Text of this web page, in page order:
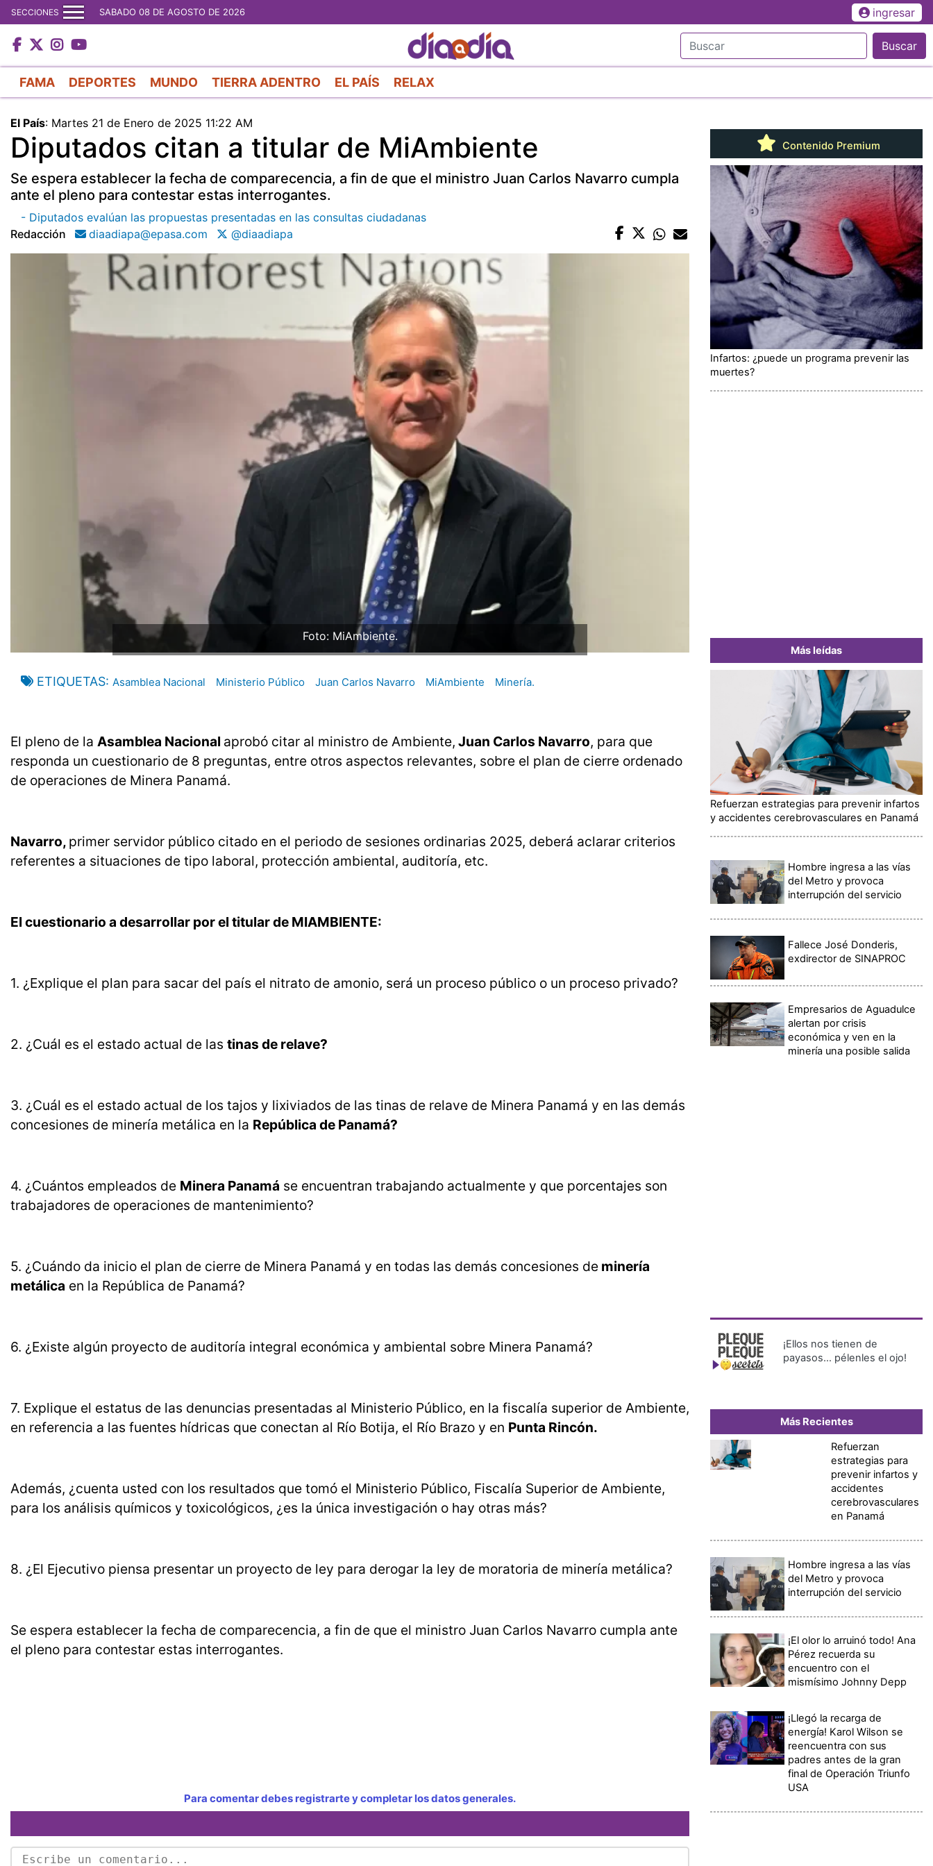
al
contenido
principal
SECCIONES SABADO 08 DE AGOSTO DE 2026 ingresar
Buscar
FAMA DEPORTES MUNDO TIERRA ADENTRO EL PAÍS RELAX
El País: Martes 21 de Enero de 2025 11:22 AM
Diputados citan a titular de MiAmbiente
Se espera establecer la fecha de comparecencia, a fin de que el ministro Juan Carlos Navarro cumpla
ante el pleno para contestar estas interrogantes.
- Diputados evalúan las propuestas presentadas en las consultas ciudadanas
Redacción
diaadiapa@epasa.com @diaadiapa
Foto: MiAmbiente.
ETIQUETAS Asamblea Nacional Ministerio Público Juan Carlos Navarro MiAmbiente Minería.
El pleno de la Asamblea Nacional aprobó citar al ministro de Ambiente, Juan Carlos Navarro, para que
responda un cuestionario de 8 preguntas, entre otros aspectos relevantes, sobre el plan de cierre ordenado
de operaciones de Minera Panamá.
Navarro, primer servidor público citado en el periodo de sesiones ordinarias 2025, deberá aclarar criterios
referentes a situaciones de tipo laboral, protección ambiental, auditoría, etc.
El cuestionario a desarrollar por el titular de MIAMBIENTE:
1. ¿Explique el plan para sacar del país el nitrato de amonio, será un proceso público o un proceso privado?
2. ¿Cuál es el estado actual de las tinas de relave?
3. ¿Cuál es el estado actual de los tajos y lixiviados de las tinas de relave de Minera Panamá y en las demás
concesiones de minería metálica en la República de Panamá?
4. ¿Cuántos empleados de Minera Panamá se encuentran trabajando actualmente y que porcentajes son
trabajadores de operaciones de mantenimiento?
5. ¿Cuándo da inicio el plan de cierre de Minera Panamá y en todas las demás concesiones de minería
metálica en la República de Panamá?
6. ¿Existe algún proyecto de auditoría integral económica y ambiental sobre Minera Panamá?
7. Explique el estatus de las denuncias presentadas al Ministerio Público, en la fiscalía superior de Ambiente,
en referencia a las fuentes hídricas que conectan al Río Botija, el Río Brazo y en Punta Rincón.
Además, ¿cuenta usted con los resultados que tomó el Ministerio Público, Fiscalía Superior de Ambiente,
para los análisis químicos y toxicológicos, ¿es la única investigación o hay otras más?
8. ¿El Ejecutivo piensa presentar un proyecto de ley para derogar la ley de moratoria de minería metálica?
Se espera establecer la fecha de comparecencia, a fin de que el ministro Juan Carlos Navarro cumpla ante
el pleno para contestar estas interrogantes.
Para comentar debes registrarte y completar los datos generales.
Contenido Premium
Infartos: ¿puede un programa prevenir las
muertes?
Más leídas
Refuerzan estrategias para prevenir infartos
y accidentes cerebrovasculares en Panamá
Hombre ingresa a las vías
del Metro y provoca
interrupción del servicio
Fallece José Donderis,
exdirector de SINAPROC
Empresarios de Aguadulce
alertan por crisis
económica y ven en la
minería una posible salida
¡Ellos nos tienen de
payasos… pélenles el ojo!
Más Recientes
Refuerzan
estrategias para
prevenir infartos y
accidentes
cerebrovasculares
en Panamá
Hombre ingresa a las vías
del Metro y provoca
interrupción del servicio
¡El olor lo arruinó todo! Ana
Pérez recuerda su
encuentro con el
mismísimo Johnny Depp
¡Llegó la recarga de
energía! Karol Wilson se
reencuentra con sus
padres antes de la gran
final de Operación Triunfo
USA